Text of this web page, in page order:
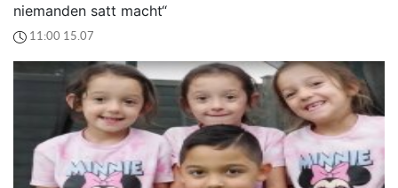
niemanden satt macht“
11:00 15.07